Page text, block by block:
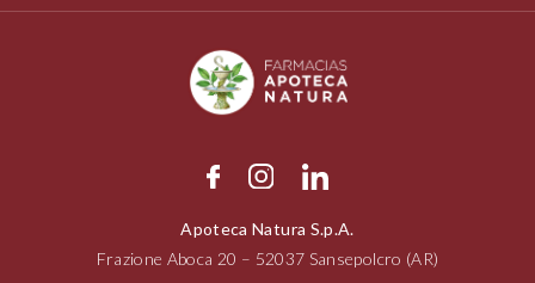
Apoteca Natura S.p.A.
Frazione Aboca 20 – 52037 Sansepolcro (AR)